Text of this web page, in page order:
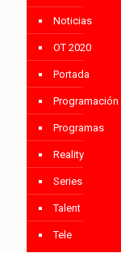
Noticias
OT 2020
Portada
Programación
Programas
Reality
Series
Talent
Tele